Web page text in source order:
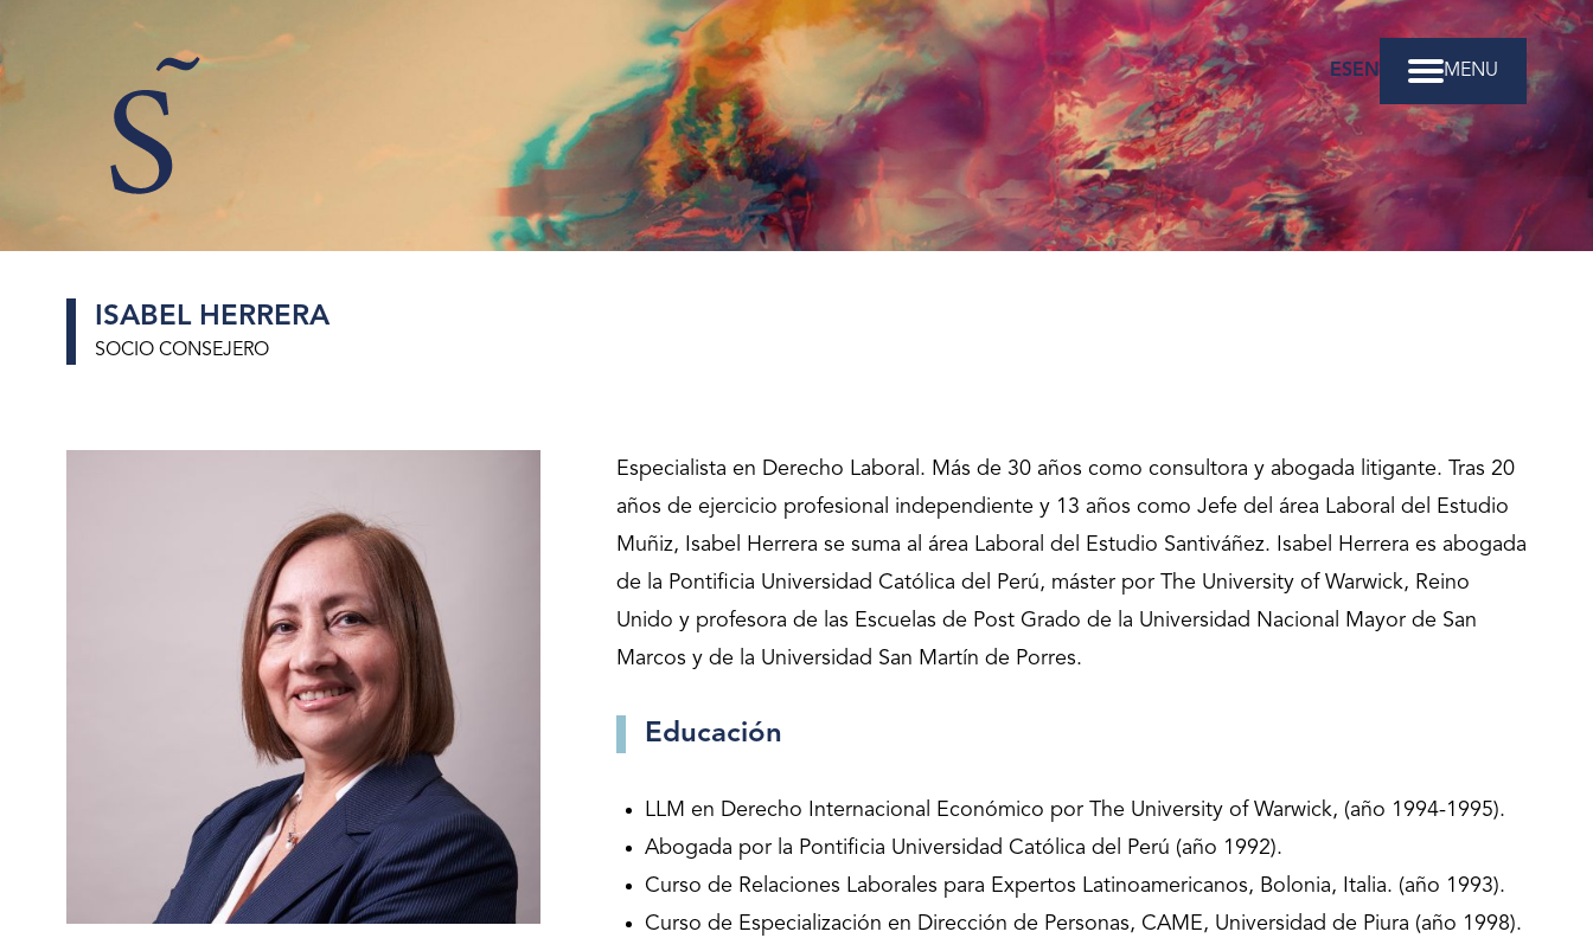
Santiváñez
Abogados
ESEN MENU
ISABEL HERRERA
SOCIO CONSEJERO
Especialista en Derecho Laboral. Más de 30 años como consultora y abogada litigante. Tras 20
años de ejercicio profesional independiente y 13 años como Jefe del área Laboral del Estudio
Muñiz, Isabel Herrera se suma al área Laboral del Estudio Santiváñez. Isabel Herrera es abogada
de la Pontificia Universidad Católica del Perú, máster por The University of Warwick, Reino
Unido y profesora de las Escuelas de Post Grado de la Universidad Nacional Mayor de San
Marcos y de la Universidad San Martín de Porres.
Educación
LLM en Derecho Internacional Económico por The University of Warwick, (año 1994-1995).
Abogada por la Pontificia Universidad Católica del Perú (año 1992).
Curso de Relaciones Laborales para Expertos Latinoamericanos, Bolonia, Italia. (año 1993).
Curso de Especialización en Dirección de Personas, CAME, Universidad de Piura (año 1998).